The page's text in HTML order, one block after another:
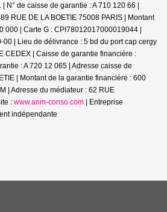
N° de caisse de garantie : A 710 120 66 |
RUE DE LA BOETIE 75008 PARIS | Montant
000 | Carte G : CPI78012017000019044 |
| Lieu de délivrance : 5 bd du port cap cergy
CEDEX | Caisse de garantie financière :
: A 720 12 065 | Adresse caisse de
| Montant de la garantie financière : 600
| Adresse du médiateur : 62 RUE
: www.anm-conso.com | Entreprise
indépendante